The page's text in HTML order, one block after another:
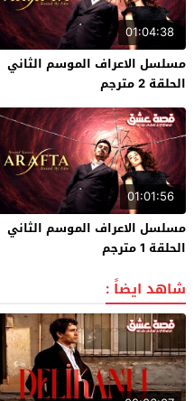
01:04:38
مسلسل الاعراف الموسم الثاني
الحلقة 2 مترجم
01:01:56
مسلسل الاعراف الموسم الثاني
الحلقة 1 مترجم
شاهد ايضاً :